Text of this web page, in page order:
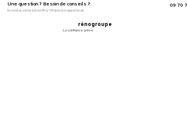
09 70
Une question ? Besoin de conseils ?
Du lundi au vendredi de 9h à 19h (prix d'un appel local)
rénogroupe
La confiance prime